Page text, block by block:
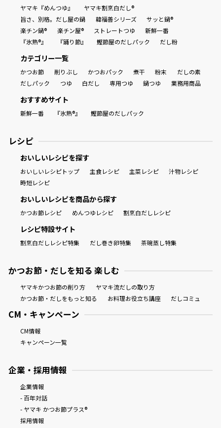
ヤマキ『めんつゆ』
ヤマキ割烹白だし®
旨さ、別格。だし屋の鍋
韓福善シリーズ
サッと鍋®
楽チン鍋®
楽チン屋® ストレートつゆ
新鮮一番
『氷熟®』
『踊り節』 鰹節屋のだしパック だし粉
カテゴリー一覧
かつお節 削りぶし かつおパック 煮干 粉末
だしの素
だしパック
つゆ 白だし 専用つゆ 鍋つゆ 業務用商品
おすすめサイト
新鮮一番 『氷熟®』 鰹節屋のだしパック
レシピ
おいしいレシピを探す
おいしいレシピトップ 主食レシピ 主菜レシピ
汁物レシピ
時短レシピ
おいしいレシピを商品から探す
かつお節レシピ めんつゆレシピ 割烹白だしレシピ
レシピ特設サイト
割烹白だしレシピ特集 だし巻き卵特集 茶碗蒸し特集
かつお節・だしを知る 楽しむ
ヤマキかつお節の削り方
ヤマキ流だしの取り方
かつお節・だしをもっと知る
お料理お役立ち講座 だしコミュ
CM・キャンペーン
CM情報
キャンペーン一覧
企業・採用情報
企業情報
- 百年対話
- ヤマキ かつお節プラス®
採用情報